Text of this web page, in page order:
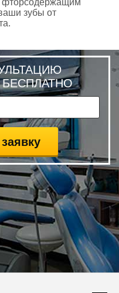
фторсодержащим
зубы от